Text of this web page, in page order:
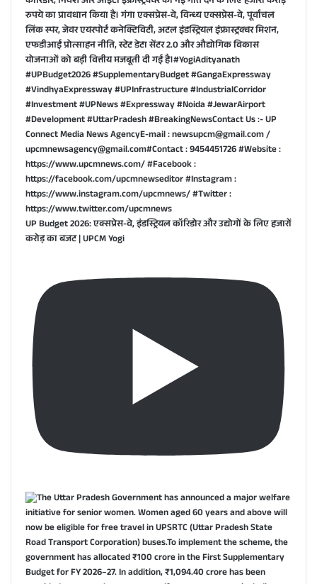
UP Budget 2026: एक्सप्रेस-वे, इंडस्ट्रियल कॉरिडोर और उद्योगों के लिए हजारों
करोड़ का बजट | UPCM Yogi